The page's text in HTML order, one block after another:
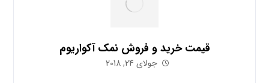
قیمت خرید و فروش نمک آکواریوم
جولای 24, 2018